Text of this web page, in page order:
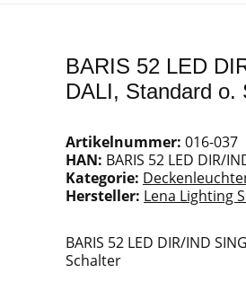
BARIS 52 LED
DALI, Standard o.
Artikelnummer: 016-037
HAN: BARIS 52 LED DIR/
Kategorie:
Hersteller: Lena Lighting
BARIS 52 LED DIR/IND
Schalter